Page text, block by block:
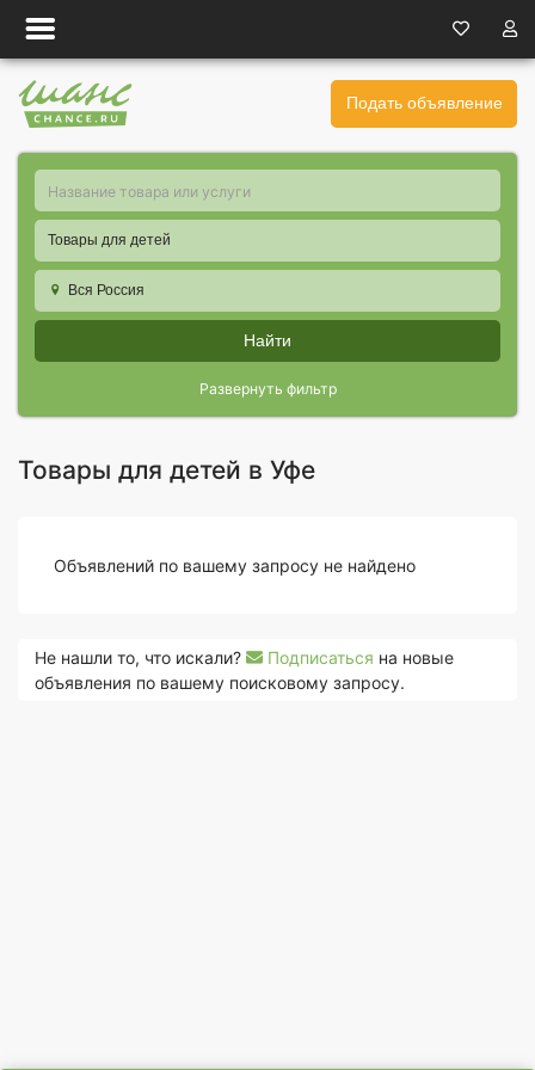
Подать объявление
Товары для детей
Вся Россия
Найти
Развернуть фильтр
Товары для детей в Уфе
Объявлений по вашему запросу не найдено
Не нашли то, что искали? Подписаться на новые
объявления по вашему поисковому запросу.